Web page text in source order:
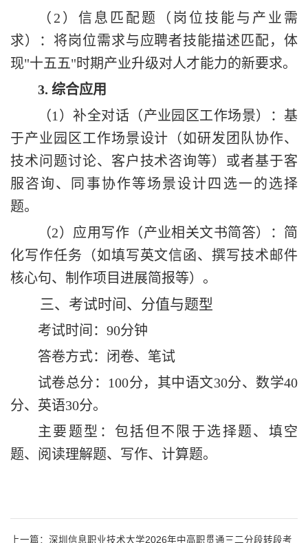
（ 2 ） 信息匹配题 （岗位 技能与产业需
求）
：将岗位需求与应聘者技能描述匹配，体
现"十五五"时期产业升级对人才能力的新要求。
3. 综合应用
（1 ）补全对话（产业园区工作场景）：基
于产业园区工作场景设计（如研发团队协作、
技术问题讨论、客户技术咨询等） 或者基于客
服咨询、同事协作等场景设计四选一的选择
题。
（2） 应用写作（产业相关文书简答）：简
化写作任务（如填写英文信函、撰写技术邮件
核心句、制作项目进展简报等）。
三、 考试时间、分值与题型
考试时间： 90分钟
答卷方式：闭卷、笔试
试卷总分： 100分，其中语文30分、 数学40
分、英语30分。
主要题型：包括但不限于选择题、填空
题、阅读理解题、写作、 计算题。
上一篇： 深圳信息职业技术大学2026年中高职贯通三二分段转段考